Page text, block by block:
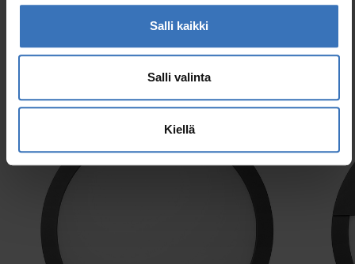
Salli kaikki
Salli valinta
Kiellä
Samankaltaiset tuotteet